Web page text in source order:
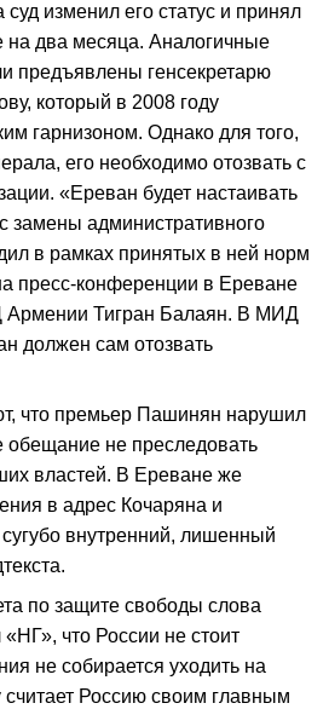
суд изменил его статус и принял
на два месяца. Аналогичные
предъявлены генсекретарю
который в 2008 году
гарнизоном. Однако для того,
его необходимо отозвать с
«Ереван будет настаивать
замены административного
в рамках принятых в ней норм
пресс-конференции в Ереване
Армении Тигран Балаян. В МИД
должен сам отозвать
что премьер Пашинян нарушил
обещание не преследовать
властей. В Ереване же
в адрес Кочаряна и
внутренний, лишенный
по защите свободы слова
что России не стоит
не собирается уходить на
Россию своим главным